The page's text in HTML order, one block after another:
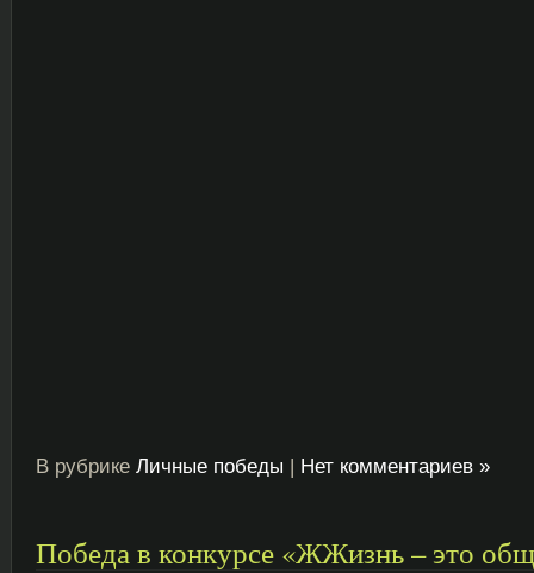
В рубрике Личные победы | Нет комментариев »
Победа в конкурсе «ЖЖизнь – это